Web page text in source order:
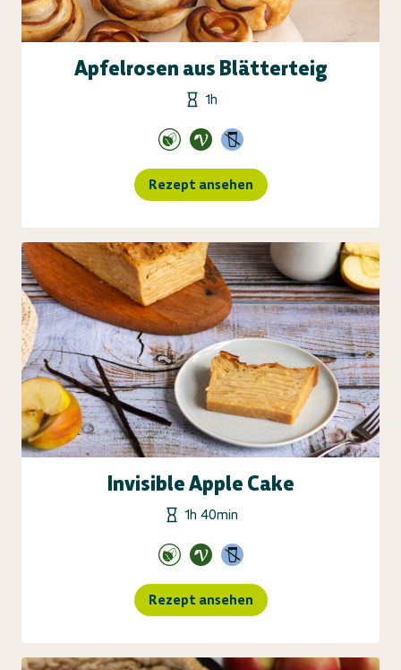
Apfelrosen aus Blätterteig
1h
Rezept ansehen
Invisible Apple Cake
1h 40min
Rezept ansehen